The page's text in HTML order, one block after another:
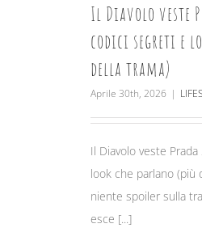
Il Diavolo veste
codici segreti e
della trama)
Aprile 30th, 2026 |
Il Diavolo veste
look che parlano (più
niente spoiler sulla
esce [...]